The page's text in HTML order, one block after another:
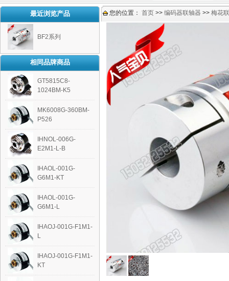
最近浏览产品
BF2系列
相同品牌商品
GT5815C8-
1024BM-K5
MK6008G-360BM-
P526
IHNOL-006G-
E2M1-L-B
IHAOL-001G-
G6M1-KT
IHAOL-001G-
G6M1-L
IHAOJ-001G-F1M1-
L
IHAOJ-001G-F1M1-
KT
您的位置： 首页 >> 编码器联轴器 >> 梅花